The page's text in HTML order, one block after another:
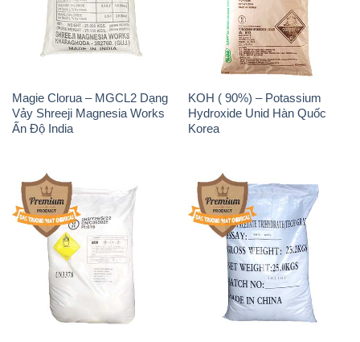
Magie Clorua – MGCL2 Dạng
Vảy Shreeji Magnesia Works
Ấn Độ India
KOH ( 90%) – Potassium
Hydroxide Unid Hàn Quốc
Korea